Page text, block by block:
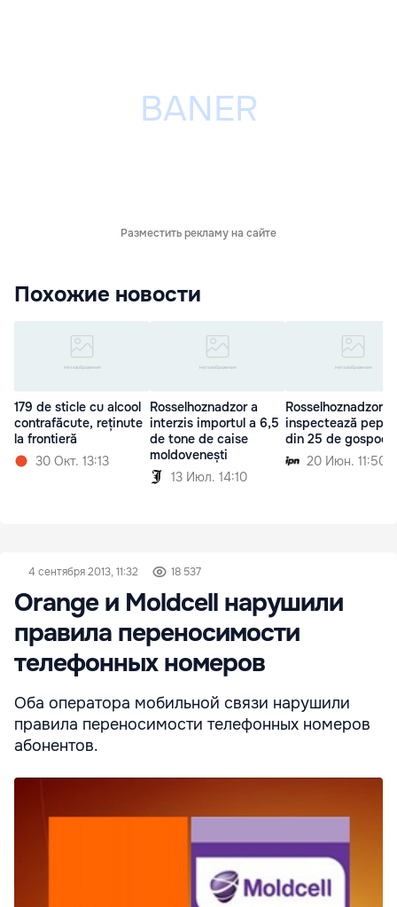
Разместить рекламу на сайте
Похожие новости
179 de sticle cu alcool
contrafăcute, reținute
la frontieră
30 Окт. 13:13
Rosselhoznadzor a
interzis importul a 6,5
de tone de caise
moldovenești
13 Июл. 14:10
Rosselhoznadzor
inspectează
din 25 de
20 Июн. 11:50
4 сентября 2013, 11:32 18 537
Orange и Moldcell нарушили
правила переносимости
телефонных номеров
Оба оператора мобильной связи нарушили
правила переносимости телефонных номеров
абонентов.